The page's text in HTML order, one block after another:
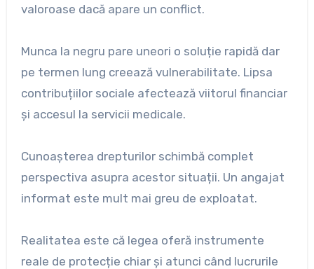
valoroase dacă apare un conflict.
Munca la negru pare uneori o soluție rapidă dar
pe termen lung creează vulnerabilitate. Lipsa
contribuțiilor sociale afectează viitorul financiar
și accesul la servicii medicale.
Cunoașterea drepturilor schimbă complet
perspectiva asupra acestor situații. Un angajat
informat este mult mai greu de exploatat.
Realitatea este că legea oferă instrumente
reale de protecție chiar și atunci când lucrurile